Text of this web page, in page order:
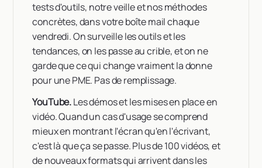
tests d'outils, notre veille et nos méthodes
concrètes, dans votre boîte mail chaque
vendredi. On surveille les outils et les
tendances, on les passe au crible, et on ne
garde que ce qui change vraiment la donne
pour une PME. Pas de remplissage.
YouTube.Les démos et les mises en place en
vidéo. Quand un cas d'usage se comprend
mieux en montrant l'écran qu'en l'écrivant,
c'est là que ça se passe. Plus de 100 vidéos, et
de nouveaux formats qui arrivent dans les